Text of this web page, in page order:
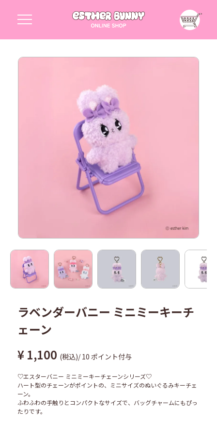
ラベンダーバニー ミニミーキーチ
ェーン
¥ 1,100 税込 /10 ポイント付与
♡エスターバニー ミニミーキーチェーンシリーズ♡
ハート型のチェーンがポイントの、ミニサイズのぬいぐるみキーチェ
ーン。
ふわふわの手触りとコンパクトなサイズで、バッグチャームにもぴっ
たりです。